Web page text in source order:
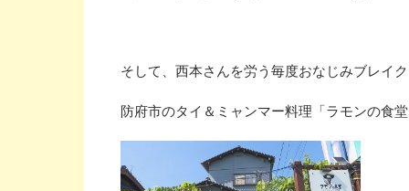
そして、西本さんを労う毎度おなじみブレイ
防府市のタイ＆ミャンマー料理「ラモンの食